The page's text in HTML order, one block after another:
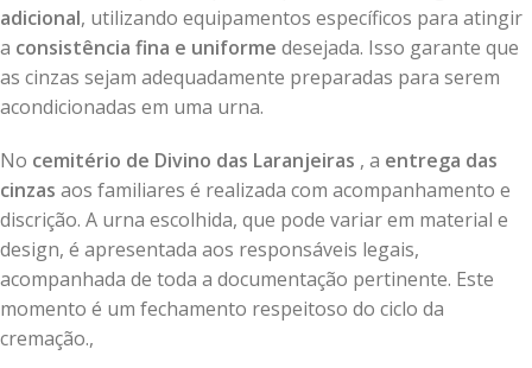
adicional, utilizando equipamentos específicos para atingir
a consistência fina e uniforme desejada. Isso garante que
as cinzas sejam adequadamente preparadas para serem
acondicionadas em uma urna.
No cemitério de Divino das Laranjeiras , a entrega das
cinzas aos familiares é realizada com acompanhamento e
discrição. A urna escolhida, que pode variar em material e
design, é apresentada aos responsáveis legais,
acompanhada de toda a documentação pertinente. Este
momento é um fechamento respeitoso do ciclo da
cremação.,